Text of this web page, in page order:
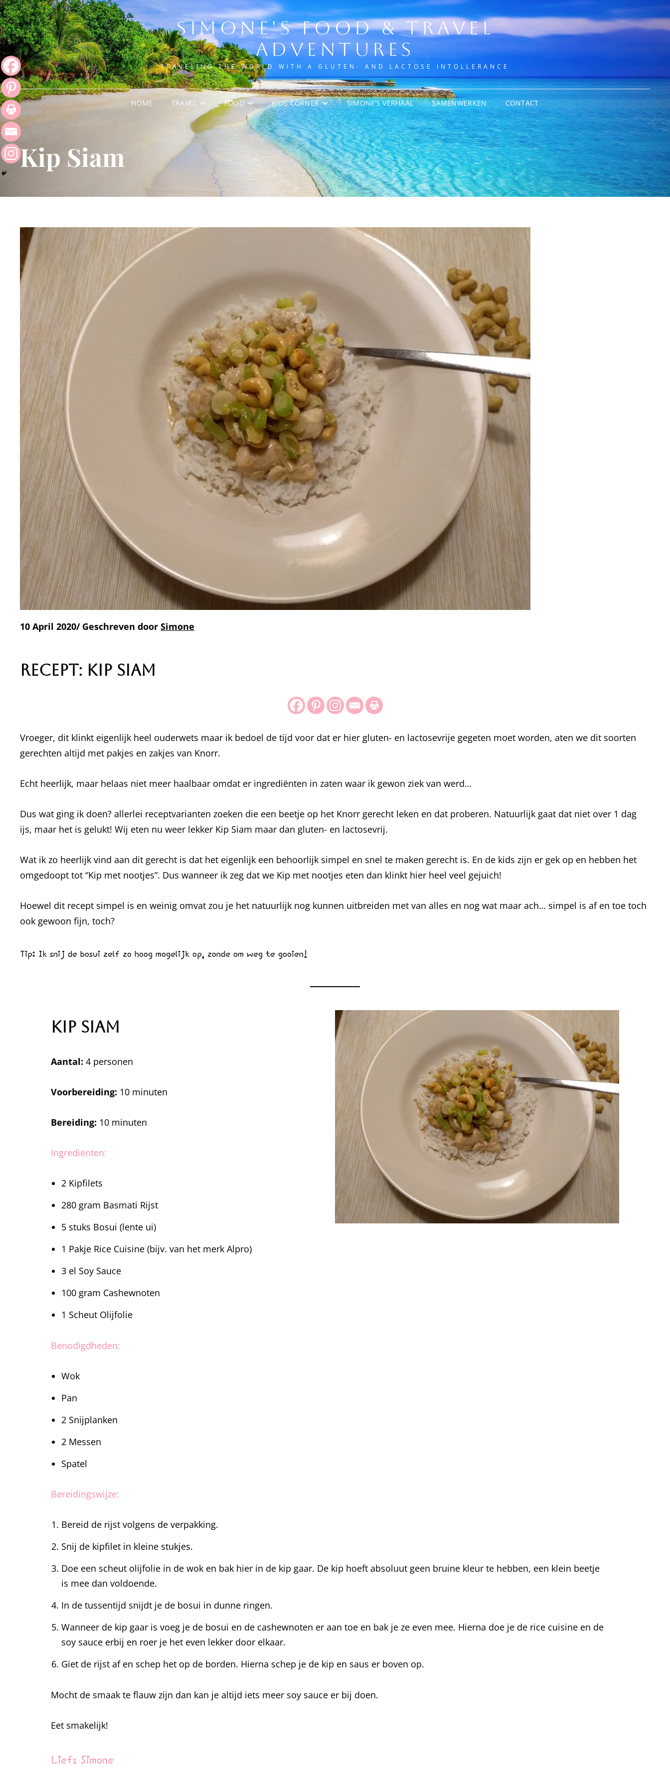
SIMONE'S FOOD & TRAVEL
ADVENTURES
TRAVELING THE WORLD WITH A GLUTEN- AND LACTOSE INTOLLERANCE
HOME TRAVEL FOOD KIDS CORNER SIMONE’S VERHAAL SAMENWERKEN CONTACT
Kip Siam
10 April 2020/ Geschreven door Simone
Recept: Kip Siam
Vroeger, dit klinkt eigenlijk heel ouderwets maar ik bedoel de tijd voor dat er hier gluten- en lactosevrije gegeten moet worden, aten we dit soorten
gerechten altijd met pakjes en zakjes van Knorr.
Echt heerlijk, maar helaas niet meer haalbaar omdat er ingrediënten in zaten waar ik gewon ziek van werd…
Dus wat ging ik doen? allerlei receptvarianten zoeken die een beetje op het Knorr gerecht leken en dat proberen. Natuurlijk gaat dat niet over 1 dag
ijs, maar het is gelukt! Wij eten nu weer lekker Kip Siam maar dan gluten- en lactosevrij.
Wat ik zo heerlijk vind aan dit gerecht is dat het eigenlijk een behoorlijk simpel en snel te maken gerecht is. En de kids zijn er gek op en hebben het
omgedoopt tot “Kip met nootjes”. Dus wanneer ik zeg dat we Kip met nootjes eten dan klinkt hier heel veel gejuich!
Hoewel dit recept simpel is en weinig omvat zou je het natuurlijk nog kunnen uitbreiden met van alles en nog wat maar ach… simpel is af en toe toch
ook gewoon fijn, toch?
Tip: Ik snij de bosui zelf zo hoog mogelijk op, zonde om weg te gooien!
Kip Siam
Aantal: 4 personen
Voorbereiding: 10 minuten
Bereiding: 10 minuten
Ingrediënten:
2 Kipfilets
280 gram Basmati Rijst
5 stuks Bosui (lente ui)
1 Pakje Rice Cuisine (bijv. van het merk Alpro)
3 el Soy Sauce
100 gram Cashewnoten
1 Scheut Olijfolie
Benodigdheden:
Wok
Pan
2 Snijplanken
2 Messen
Spatel
Bereidingswijze:
Bereid de rijst volgens de verpakking.
Snij de kipfilet in kleine stukjes.
Doe een scheut olijfolie in de wok en bak hier in de kip gaar. De kip hoeft absoluut geen bruine kleur te hebben, een klein beetje
is mee dan voldoende.
In de tussentijd snijdt je de bosui in dunne ringen.
Wanneer de kip gaar is voeg je de bosui en de cashewnoten er aan toe en bak je ze even mee. Hierna doe je de rice cuisine en de
soy sauce erbij en roer je het even lekker door elkaar.
Giet de rijst af en schep het op de borden. Hierna schep je de kip en saus er boven op.
Mocht de smaak te flauw zijn dan kan je altijd iets meer soy sauce er bij doen.
Eet smakelijk!
Liefs Simone